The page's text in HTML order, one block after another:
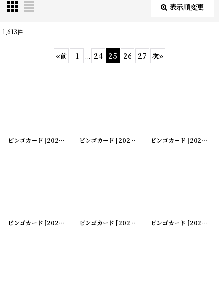
表示順変更
並び順 :
閉じる
1,613件
«前 1 ... 24 25 26 27 次»
ビンゴカード [20200505-15 ]
ビンゴカード [20200505-16 ]
ビンゴカード [20200505-18
ビンゴカード [20200505-22 ]
ビンゴカード [20200505-23 ]
ビンゴカード [20200505-24